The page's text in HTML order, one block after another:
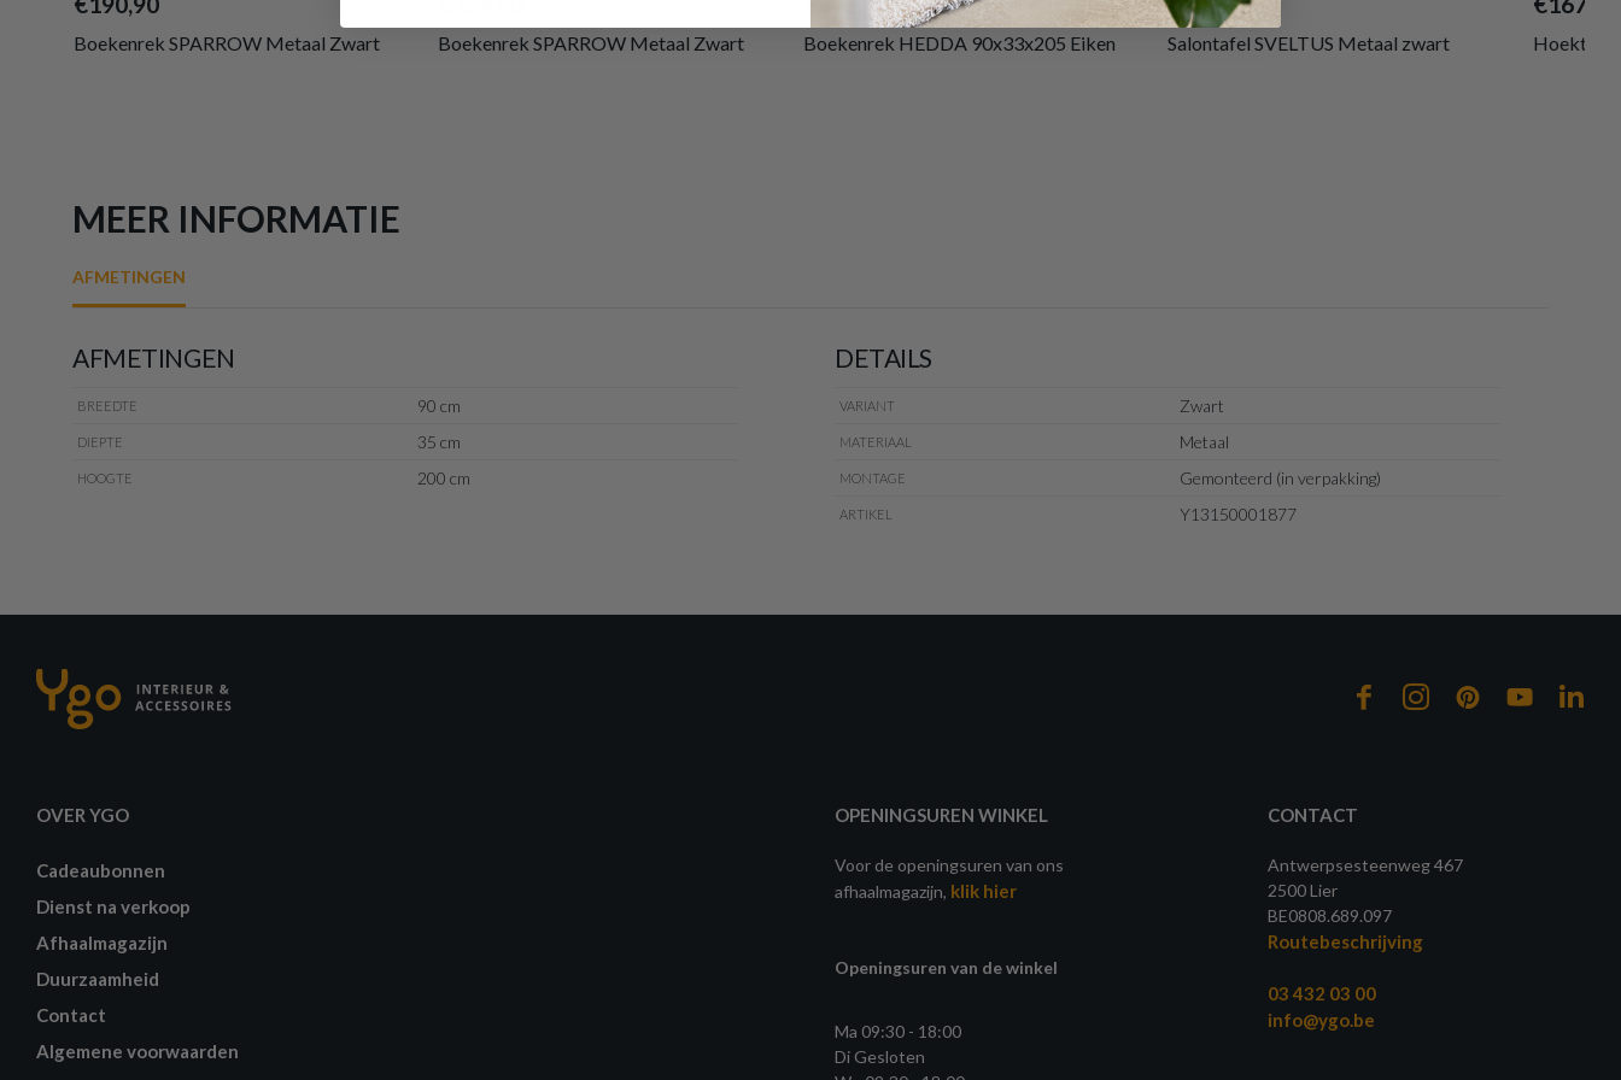
Boekenrek SPARROW Metaal Zwart Boekenrek SPARROW Metaal Zwart Boekenrek HEDDA 90x33x205 Eiken Salontafel SVELTUS Metaal zwart Hoektafel
MEER INFORMATIE
AFMETINGEN
AFMETINGEN
BREEDTE 90 cm
DIEPTE 35 cm
HOOGTE 200 cm
DETAILS
VARIANT Zwart
MATERIAAL Metaal
MONTAGE Gemonteerd (in verpakking)
ARTIKEL Y13150001877
OVER YGO
Cadeaubonnen
Dienst na verkoop
Afhaalmagazijn
Duurzaamheid
Contact
Algemene voorwaarden
OPENINGSUREN WINKEL
Voor de openingsuren van ons
afhaalmagazijn, klik hier
Openingsuren van de winkel
Ma 09:30 - 18:00
Di Gesloten
CONTACT
Antwerpsesteenweg 467
2500 Lier
BE0808.689.097
Routebeschrijving
03 432 03 00
info@ygo.be